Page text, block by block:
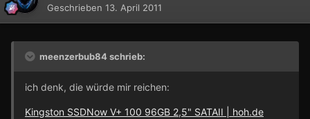
Geschrieben 13. April 2011
meenzerbub84 schrieb:
ich denk, die würde mir reichen:
Kingston SSDNow V+ 100 96GB 2,5" SATAII | hoh.de